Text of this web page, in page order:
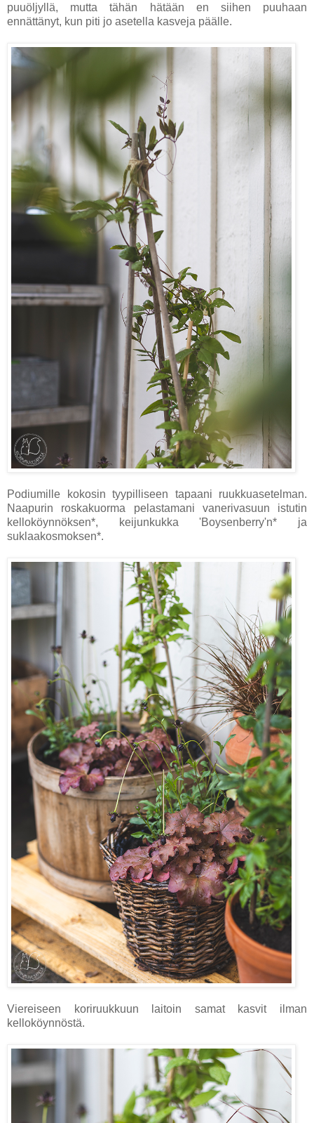
puuöljyllä, mutta tähän hätään en siihen puuhaan
ennättänyt, kun piti jo asetella kasveja päälle.
Podiumille kokosin tyypilliseen tapaani ruukkuasetelman.
Naapurin roskakuorma pelastamani vanerivasuun istutin
kelloköynnöksen*, keijunkukka 'Boysenberry'n* ja
suklaakosmoksen*.
Viereiseen koriruukkuun laitoin samat kasvit ilman
kelloköynnöstä.